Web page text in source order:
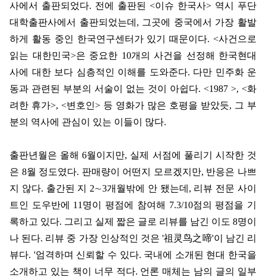
사에서 출판되었다. 전에 출판된 <이슈 한국사> 역시 푸단
대학출판사에서 출판되었는데 , 그곳에 중국에서 가장 활발
하게 활동 중인 한국연구센터가 있기 때문이다. <사건으로
읽는 대한민국>은 중요한 10개의 사건을 선정해 한국현대
사에 대한 보다 심층적인 이해를 도와준다. 다만 민주화 운
동과 관련된 부분의 서술이 없는 것이 아쉽다. <1987 >, <화
려한 휴가>, <변호인> 등 영화가 많은 호평을 받았듯, 그 부
분의 역사에 관심이 있는 이들이 많다.
출판년월은 올해6월이지만, 실제 서점에 풀리기 시작한 것
은 8월 정도였다. 판매량이 어떤지 모르겠지만, 반응은 나쁘
지 않다. 출간된 지 2∼3개월밖에 안 됐는데 , 리뷰 전문 사이
트인 도우반에 11 명이 평점에 참여해 7.3/10점의 평점을 기
록하고 있다. 그리고 실제 짧은 글로 리뷰를 남긴 이도 8명이
나 된다. 리뷰 중 가장 인상적인 것은 '祖灵鸟之啼'이 남긴 리
뷰다. '엄격하며 신뢰할 수 있다. 국내에 소개된 현대 한국을
소개하고 있는 책이 너무 적다. 언론 매체는 남의 글의 일부